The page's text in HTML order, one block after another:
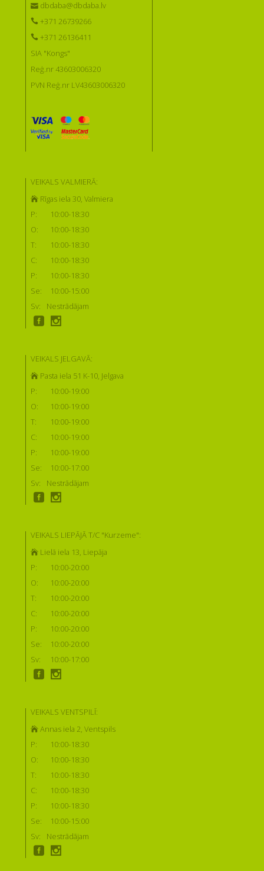
dbdaba@dbdaba.lv
+371 26739266
+371 26136411
SIA "Kongs"
Reģ.nr 43603006320
PVN Reģ.nr LV43603006320
VEIKALS VALMIERĀ:
Rīgas iela 30, Valmiera
P:
10:00-18:30
O:
10:00-18:30
T:
10:00-18:30
C:
10:00-18:30
P:
10:00-18:30
Se:
10:00-15:00
Sv:
Nestrādājam
VEIKALS JELGAVĀ:
Pasta iela 51 K-10, Jelgava
P:
10:00-19:00
O:
10:00-19:00
T:
10:00-19:00
C:
10:00-19:00
P:
10:00-19:00
Se:
10:00-17:00
Sv:
Nestrādājam
VEIKALS LIEPĀJĀ T/C "Kurzeme":
Lielā iela 13, Liepāja
P:
10:00-20:00
O:
10:00-20:00
T:
10:00-20:00
C:
10:00-20:00
P:
10:00-20:00
Se:
10:00-20:00
Sv:
10:00-17:00
VEIKALS VENTSPILĪ:
Annas iela 2, Ventspils
P:
10:00-18:30
O:
10:00-18:30
T:
10:00-18:30
C:
10:00-18:30
P:
10:00-18:30
Se:
10:00-15:00
Sv:
Nestrādājam